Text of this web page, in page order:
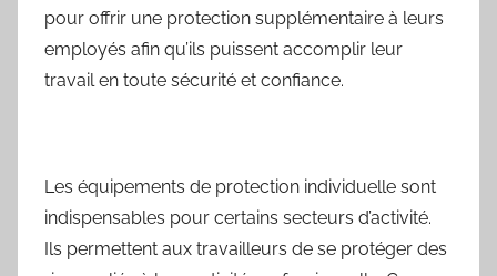
pour offrir une protection supplémentaire à leurs
employés afin qu’ils puissent accomplir leur
travail en toute sécurité et confiance.
Les équipements de protection individuelle sont
indispensables pour certains secteurs d’activité.
Ils permettent aux travailleurs de se protéger des